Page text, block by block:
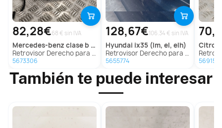
82,28€68 € sin IVA
mercedes-benz clase b sports tourer (w245)
Retrovisor Derecho para Mercedes-Benz Clase B Sports Tourer (W245)
5673306
128,67€106.34 € sin IVA
hyundai ix35 (lm, el, elh)
Retrovisor Derecho para Hyundai Ix35 (Lm, El, Elh)
5655774
También te puede interesar